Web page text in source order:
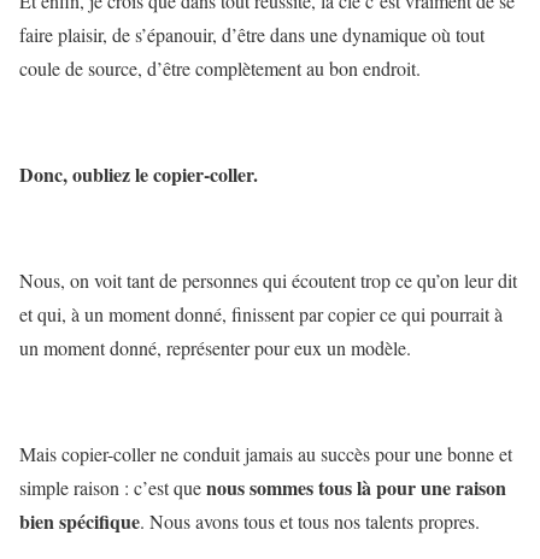
faire plaisir, de s’épanouir, d’être dans une dynamique où tout
coule de source, d’être complètement au bon endroit.
Donc, oubliez le copier-coller.
Nous, on voit tant de personnes qui écoutent trop ce qu’on leur dit
et qui, à un moment donné, finissent par copier ce qui pourrait à
un moment donné, représenter pour eux un modèle.
Mais copier-coller ne conduit jamais au succès pour une bonne et
simple raison : c’est quenous sommes tous là pour une raison
bien spécifique. Nous avons tous et tous nos talents propres.